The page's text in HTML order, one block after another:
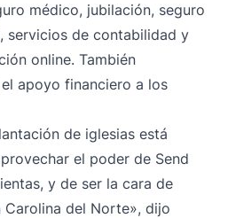
médico, jubilación, seguro
servicios de contabilidad y
online. También
apoyo financiero a los
de iglesias está
el poder de Send
y de ser la cara de
del Norte», dijo